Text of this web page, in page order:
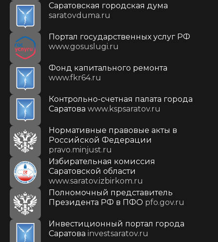
Саратовская городская дума
saratovduma.ru
Портал государственных услуг РФ
www.gosuslugi.ru
Фонд капитального ремонта
www.fkr64.ru
Контрольно-счетная палата города
Саратова www.kspsaratov.ru
Нормативные правовые акты в
Российской Федерации
pravo.minjust.ru
Избирательная комиссия
Саратовской области
www.saratov.izbirkom.ru
Полномочный представитель
Президента РФ в ПФО pfo.gov.ru
Инвестиционный портал города
Саратова investsaratov.ru